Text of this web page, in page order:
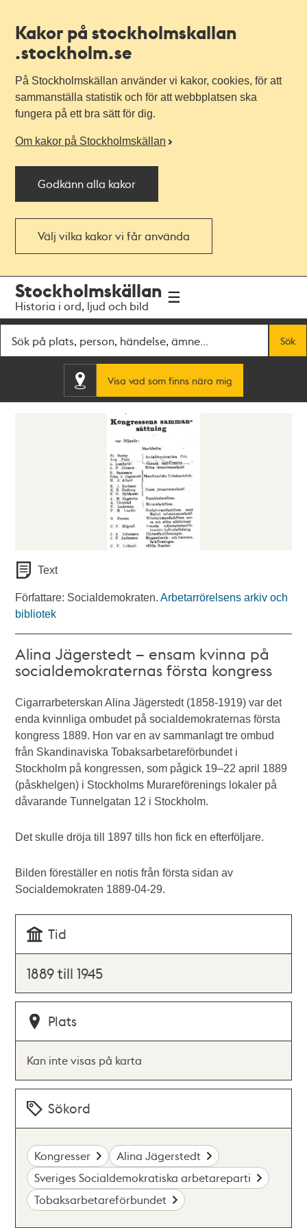
Kakor på stockholmskallan
.stockholm.se
På Stockholmskällan använder vi kakor, cookies, för att
sammanställa statistik och för att webbplatsen ska
fungera på ett bra sätt för dig.
Om kakor på Stockholmskällan
Godkänn alla kakor
Välj vilka kakor vi får använda
navigationen
huvudinnehållet
Stockholmskällan
Historia i ord, ljud och bild
Sök
Visa vad som finns nära mig
Text
Författare: Socialdemokraten.Arbetarrörelsens arkiv och
bibliotek
Alina Jägerstedt – ensam kvinna på
socialdemokraternas första kongress
Cigarrarbeterskan Alina Jägerstedt (1858-1919) var det
enda kvinnliga ombudet på socialdemokraternas första
kongress 1889. Hon var en av sammanlagt tre ombud
från Skandinaviska Tobaksarbetareförbundet i
Stockholm på kongressen, som pågick 19–22 april 1889
(påskhelgen) i Stockholms Murareförenings lokaler på
dåvarande Tunnelgatan 12 i Stockholm.
Det skulle dröja till 1897 tills hon fick en efterföljare.
Bilden föreställer en notis från första sidan av
Socialdemokraten 1889-04-29.
Tid
1889 till 1945
Plats
Kan inte visas på karta
Sökord
Kongresser
Alina Jägerstedt
Sveriges Socialdemokratiska arbetareparti
Tobaksarbetareförbundet